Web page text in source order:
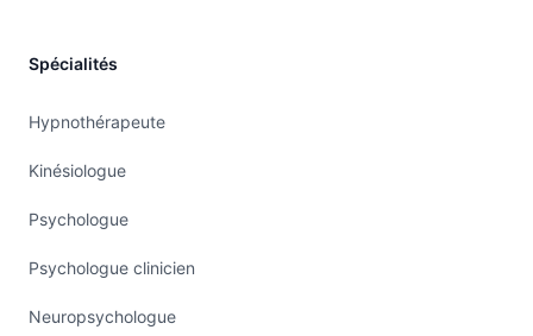
Spécialités
Hypnothérapeute
Kinésiologue
Psychologue
Psychologue clinicien
Neuropsychologue